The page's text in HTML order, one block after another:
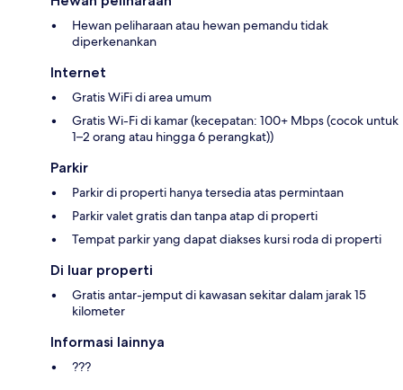
Hewan peliharaan atau hewan pemandu tidak
diperkenankan
Internet
Gratis WiFi di area umum
Gratis Wi-Fi di kamar (kecepatan: 100+ Mbps (cocok untuk
1–2 orang atau hingga 6 perangkat))
Parkir
Parkir di properti hanya tersedia atas permintaan
Parkir valet gratis dan tanpa atap di properti
Tempat parkir yang dapat diakses kursi roda di properti
Di luar properti
Gratis antar-jemput di kawasan sekitar dalam jarak 15
kilometer
Informasi lainnya
???